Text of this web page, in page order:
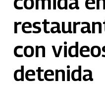
con
detenida